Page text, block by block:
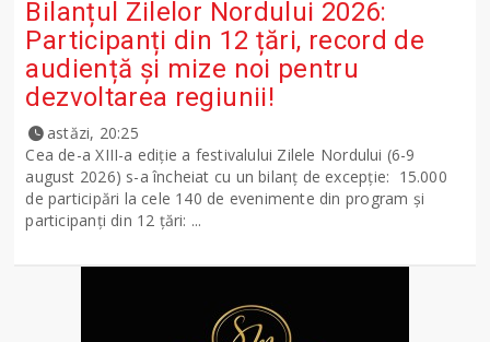
Bilanțul Zilelor Nordului 2026:
Participanți din 12 țări, record de
audiență și mize noi pentru
dezvoltarea regiunii!
astăzi, 20:25
Cea de-a XIII-a ediție a festivalului Zilele Nordului (6-9
august 2026) s-a încheiat cu un bilanț de excepție: 15.000
de participări la cele 140 de evenimente din program și
participanți din 12 țări: ...